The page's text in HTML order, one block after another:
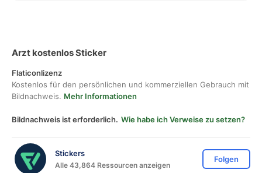
Arzt kostenlos Sticker
Flaticonlizenz
Kostenlos für den persönlichen und kommerziellen Gebrauch mit
Bildnachweis. Mehr Informationen
Bildnachweis ist erforderlich. Wie habe ich Verweise zu setzen?
Stickers
Alle 43,864 Ressourcen anzeigen
Folgen